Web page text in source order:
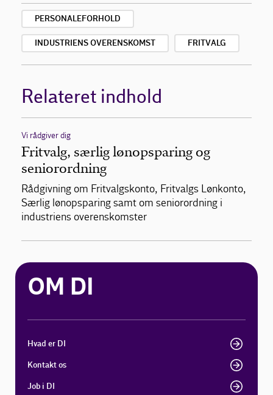
PERSONALEFORHOLD
INDUSTRIENS OVERENSKOMST FRITVALG
Relateret indhold
Vi rådgiver dig
Fritvalg, særlig lønopsparing og
seniorordning
Rådgivning om Fritvalgskonto, Fritvalgs Lønkonto,
Særlig lønopsparing samt om seniorordning i
industriens overenskomster
OM DI
Hvad er DI
Kontakt os
Job i DI